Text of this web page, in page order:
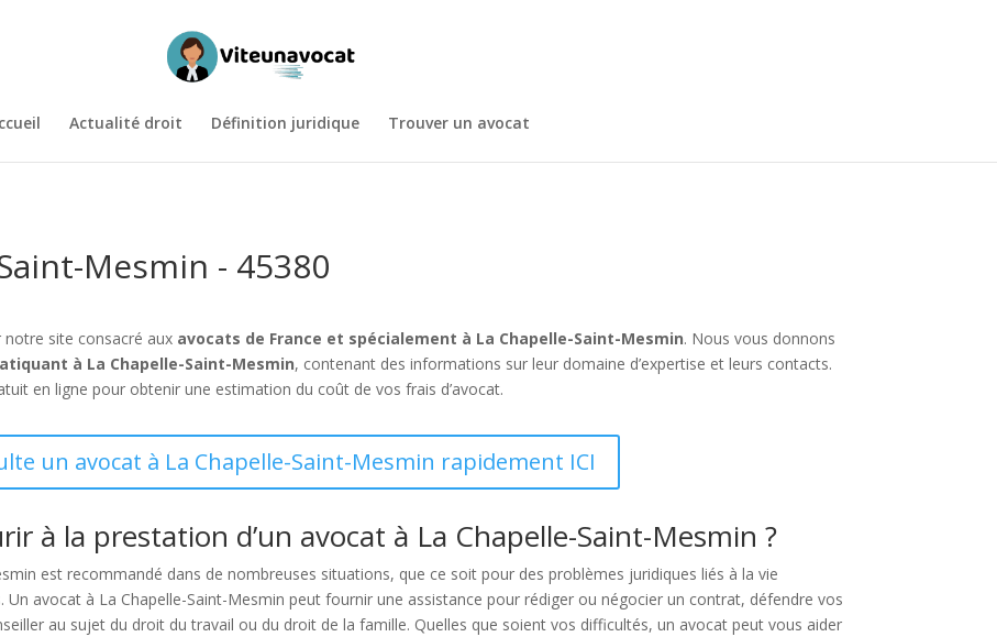
Actualité droit Définition juridique Trouver un avocat
Mesmin - 45380
site consacré aux avocats de France et spécialement à La Chapelle-Saint-Mesmin. Nous vous donnons
à La Chapelle-Saint-Mesmin, contenant des informations sur leur domaine d’expertise et leurs contacts.
en ligne pour obtenir une estimation du coût de vos frais d’avocat.
un avocat à La Chapelle-Saint-Mesmin rapidement ICI
à la prestation d’un avocat à La Chapelle-Saint-Mesmin ?
est recommandé dans de nombreuses situations, que ce soit pour des problèmes juridiques liés à la vie
avocat à La Chapelle-Saint-Mesmin peut fournir une assistance pour rédiger ou négocier un contrat, défendre vos
au sujet du droit du travail ou du droit de la famille. Quelles que soient vos difficultés, un avocat peut vous aider